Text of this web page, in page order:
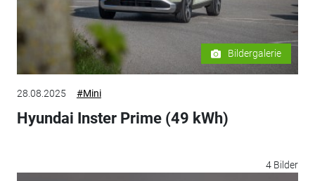
Bildergalerie
28.08.2025 #Mini
Hyundai Inster Prime (49 kWh)
4 Bilder